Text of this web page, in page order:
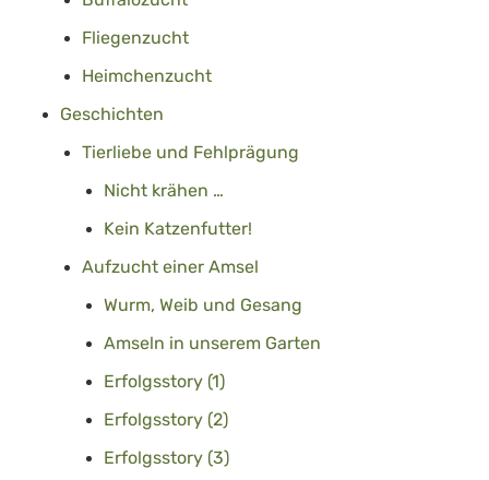
Fliegenzucht
Heimchenzucht
Geschichten
Tierliebe und Fehlprägung
Nicht krähen …
Kein Katzenfutter!
Aufzucht einer Amsel
Wurm, Weib und Gesang
Amseln in unserem Garten
Erfolgsstory (1)
Erfolgsstory (2)
Erfolgsstory (3)